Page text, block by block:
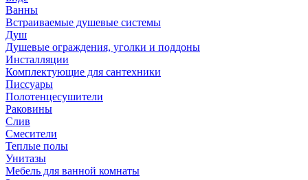
Ванны
Встраиваемые душевые системы
Душ
Душевые ограждения, уголки и поддоны
Инсталляции
Комплектующие для сантехники
Писсуары
Полотенцесушители
Раковины
Слив
Смесители
Теплые полы
Унитазы
Мебель для ванной комнаты